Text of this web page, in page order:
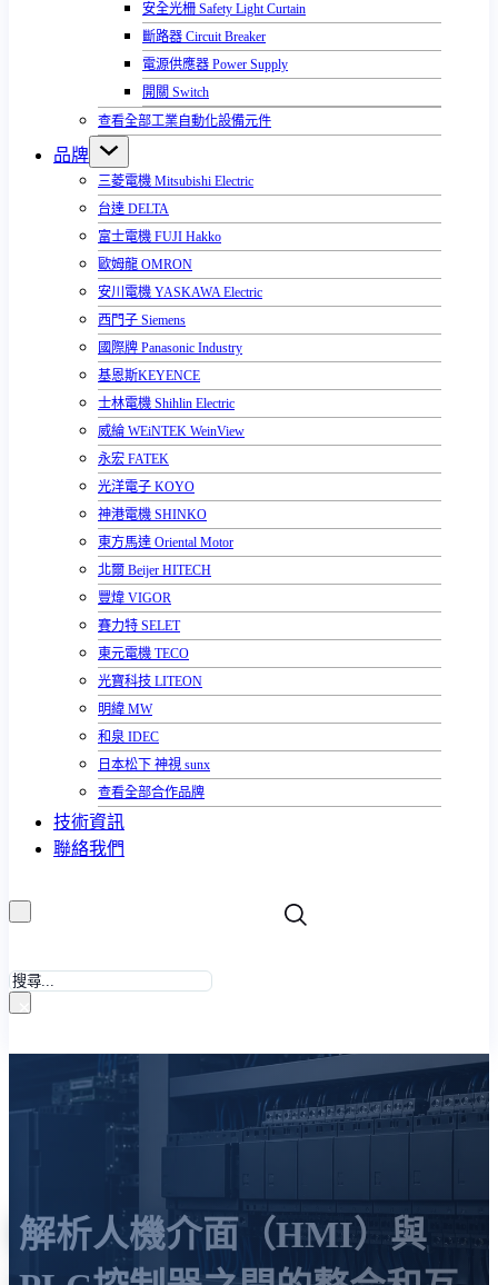
安全光柵 Safety Light Curtain
斷路器 Circuit Breaker
電源供應器 Power Supply
開關 Switch
查看全部工業自動化設備元件
品牌
三菱電機 Mitsubishi Electric
台達 DELTA
富士電機 FUJI Hakko
歐姆龍 OMRON
安川電機 YASKAWA Electric
西門子 Siemens
國際牌 Panasonic Industry
基恩斯KEYENCE
士林電機 Shihlin Electric
威綸 WEiNTEK WeinView
永宏 FATEK
光洋電子 KOYO
神港電機 SHINKO
東方馬達 Oriental Motor
北爾 Beijer HITECH
豐煒 VIGOR
賽力特 SELET
東元電機 TECO
光寶科技 LITEON
明緯 MW
和泉 IDEC
日本松下 神視 sunx
查看全部合作品牌
技術資訊
聯絡我們
搜
×
解析人機介面（HMI）與